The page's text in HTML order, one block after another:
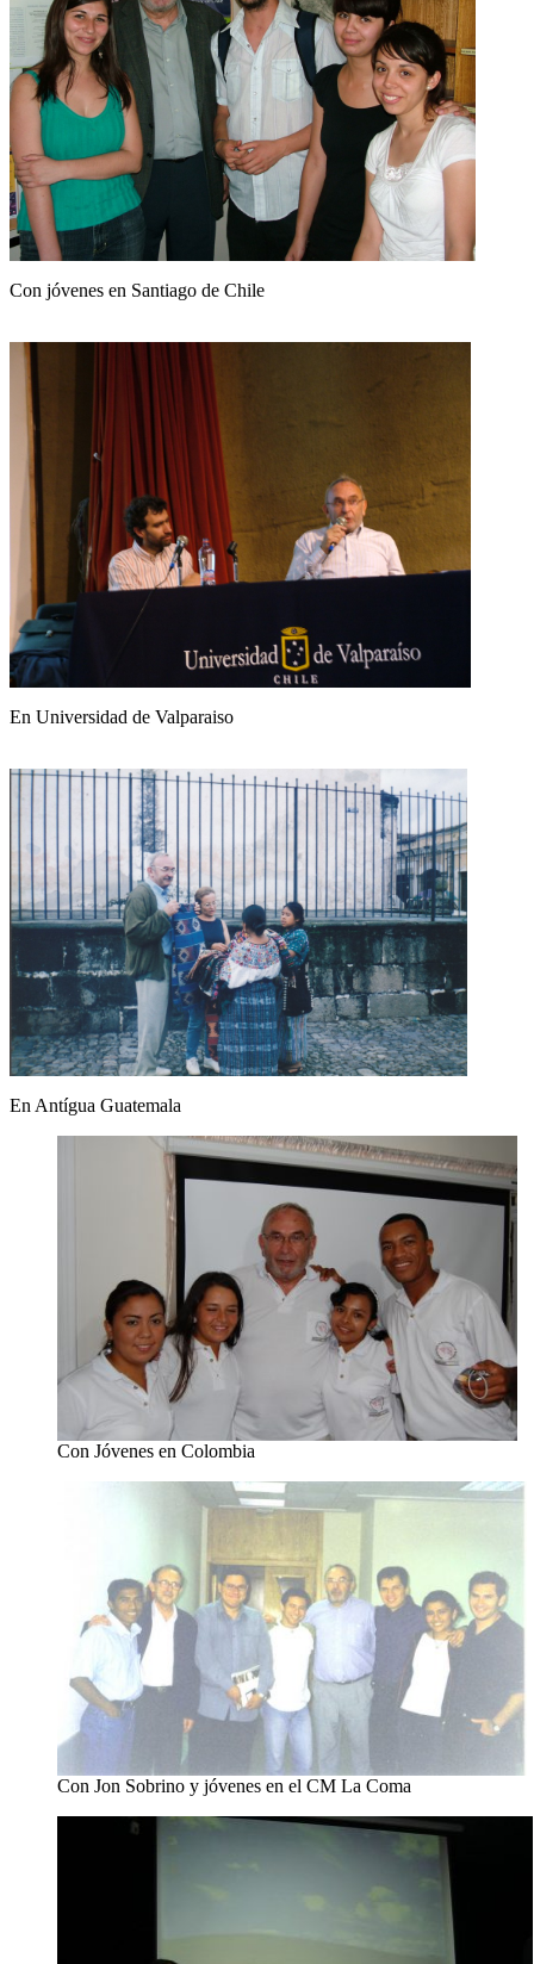
Con jóvenes en Santiago de Chile
En Universidad de Valparaiso
En Antígua Guatemala
Con Jóvenes en Colombia
Con Jon Sobrino y jóvenes en el CM La Coma